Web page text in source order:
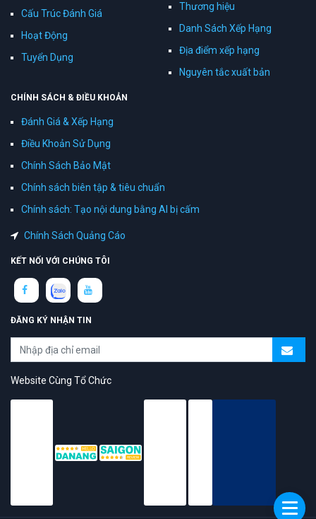
Cấu Trúc Đánh Giá
Hoạt Động
Tuyển Dụng
Thương hiệu
Danh Sách Xếp Hạng
Địa điểm xếp hạng
Nguyên tắc xuất bản
CHÍNH SÁCH & ĐIỀU KHOẢN
Đánh Giá & Xếp Hạng
Điều Khoản Sử Dụng
Chính Sách Bảo Mật
Chính sách biên tập & tiêu chuẩn
Chính sách: Tạo nội dung bằng AI bị cấm
Chính Sách Quảng Cáo
KẾT NỐI VỚI CHÚNG TÔI
ĐĂNG KÝ NHẬN TIN
Website Cùng Tổ Chức
topAZ Review vinh dự được người dùng bình chọn là nền tảng có
trải nghiệm tốt & chất lượng